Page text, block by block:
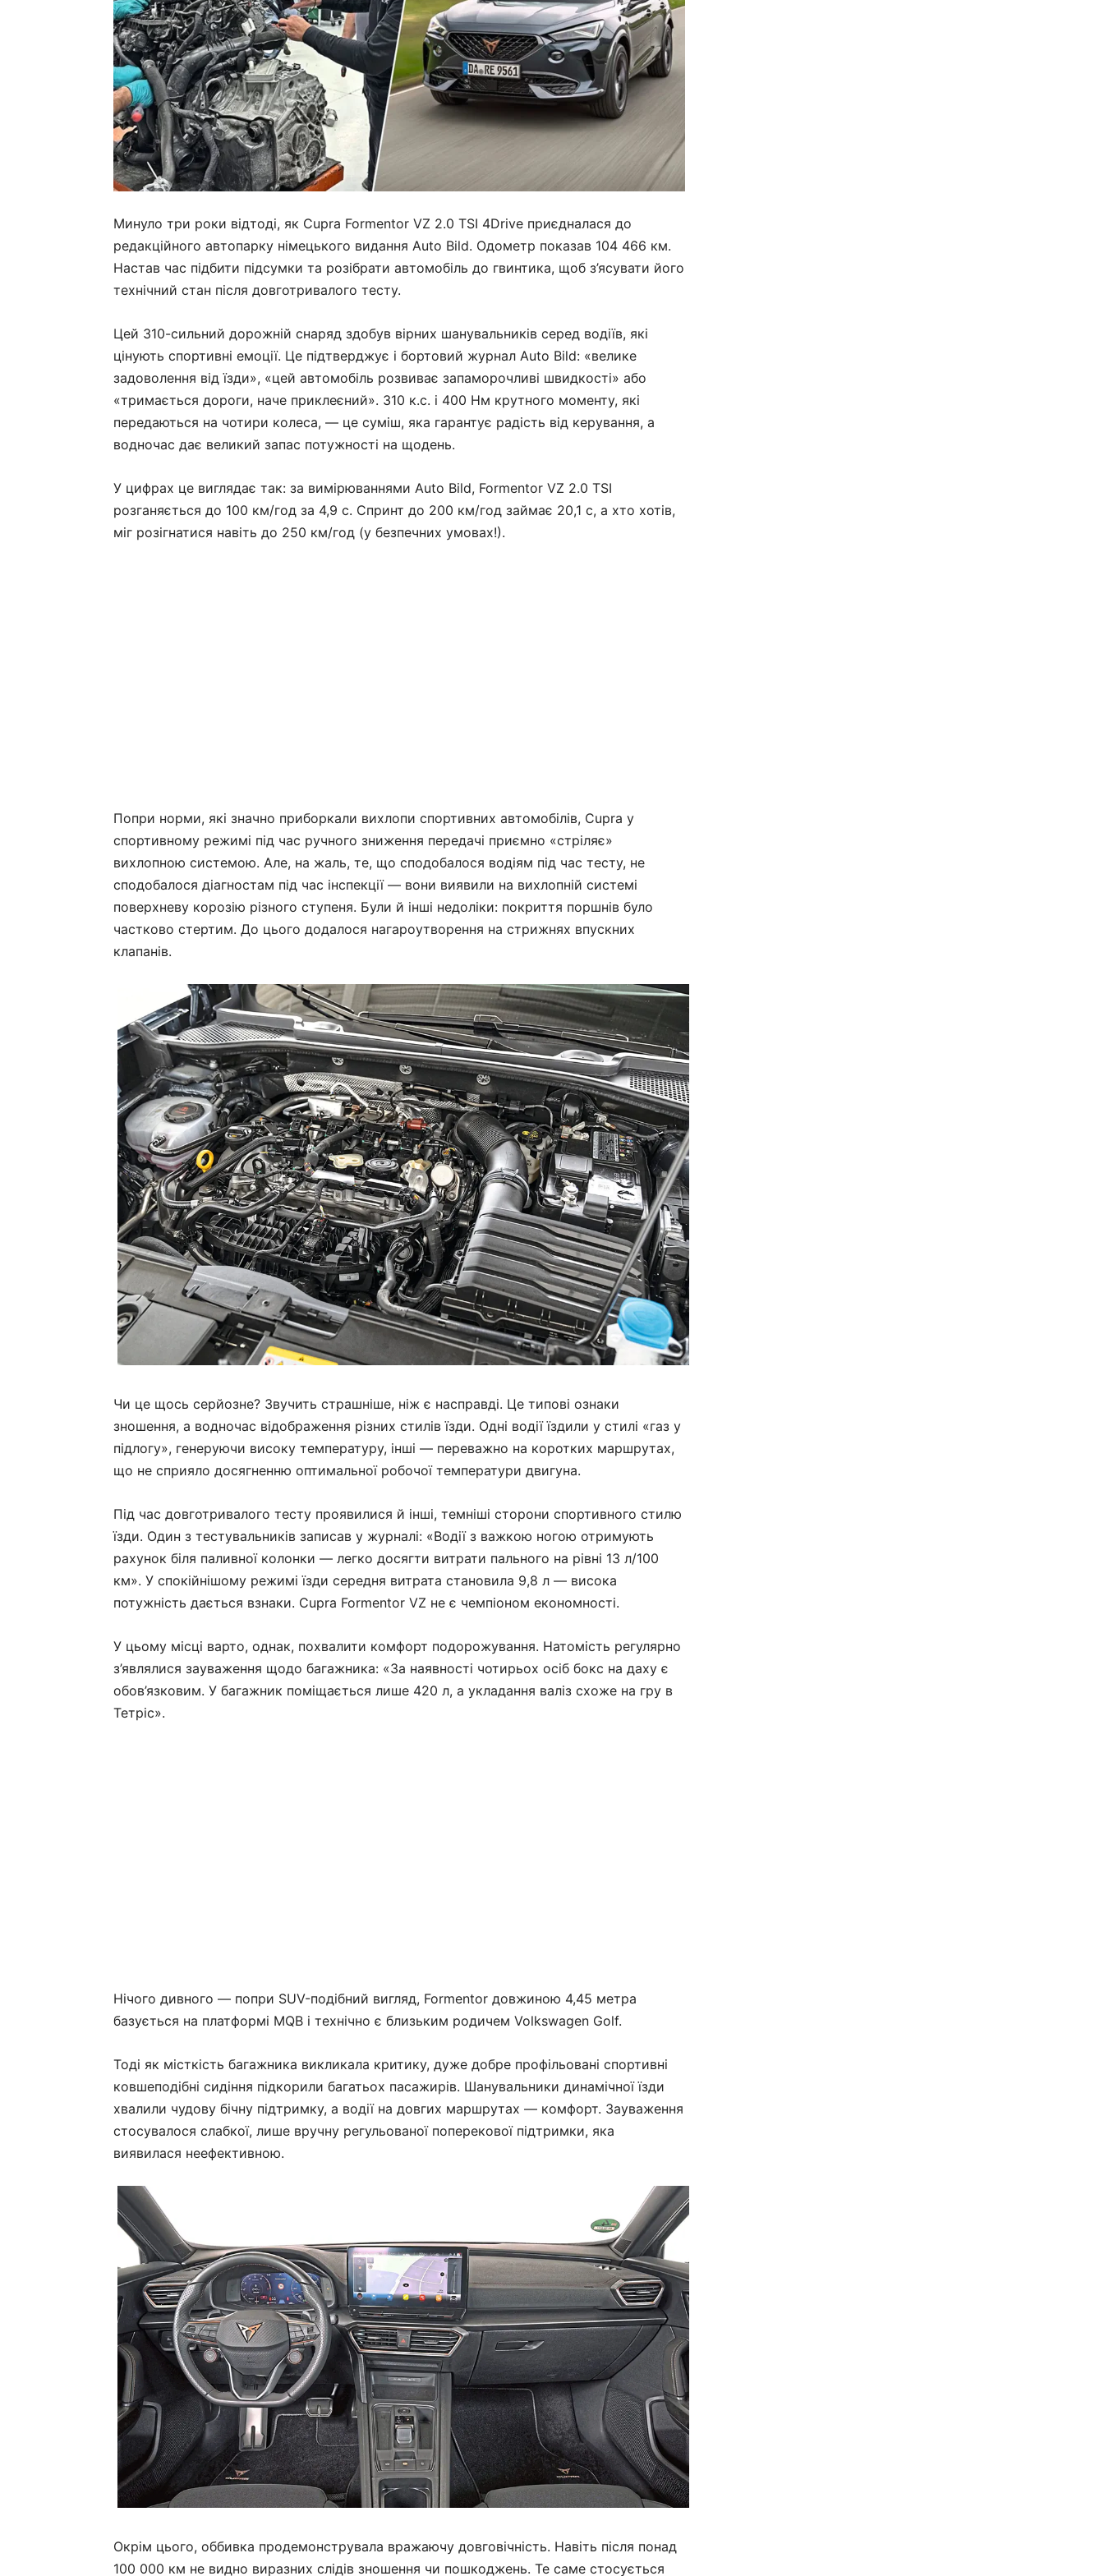
Минуло три роки відтоді, як Cupra Formentor VZ 2.0 TSI 4Drive приєдналася до
редакційного автопарку німецького видання Auto Bild. Одометр показав 104 466 км.
Настав час підбити підсумки та розібрати автомобіль до гвинтика, щоб з’ясувати його
технічний стан після довготривалого тесту.
Цей 310-сильний дорожній снаряд здобув вірних шанувальників серед водіїв, які
цінують спортивні емоції. Це підтверджує і бортовий журнал Auto Bild: «велике
задоволення від їзди», «цей автомобіль розвиває запаморочливі швидкості» або
«тримається дороги, наче приклеєний». 310 к.с. і 400 Нм крутного моменту, які
передаються на чотири колеса, — це суміш, яка гарантує радість від керування, а
водночас дає великий запас потужності на щодень.
У цифрах це виглядає так: за вимірюваннями Auto Bild, Formentor VZ 2.0 TSI
розганяється до 100 км/год за 4,9 с. Спринт до 200 км/год займає 20,1 с, а хто хотів,
міг розігнатися навіть до 250 км/год (у безпечних умовах!).
Попри норми, які значно приборкали вихлопи спортивних автомобілів, Cupra у
спортивному режимі під час ручного зниження передачі приємно «стріляє»
вихлопною системою. Але, на жаль, те, що сподобалося водіям під час тесту, не
сподобалося діагностам під час інспекції — вони виявили на вихлопній системі
поверхневу корозію різного ступеня. Були й інші недоліки: покриття поршнів було
частково стертим. До цього додалося нагароутворення на стрижнях впускних
клапанів.
Чи це щось серйозне? Звучить страшніше, ніж є насправді. Це типові ознаки
зношення, а водночас відображення різних стилів їзди. Одні водії їздили у стилі «газ у
підлогу», генеруючи високу температуру, інші — переважно на коротких маршрутах,
що не сприяло досягненню оптимальної робочої температури двигуна.
Під час довготривалого тесту проявилися й інші, темніші сторони спортивного стилю
їзди. Один з тестувальників записав у журналі: «Водії з важкою ногою отримують
рахунок біля паливної колонки — легко досягти витрати пального на рівні 13 л/100
км». У спокійнішому режимі їзди середня витрата становила 9,8 л — висока
потужність дається взнаки. Cupra Formentor VZ не є чемпіоном економності.
У цьому місці варто, однак, похвалити комфорт подорожування. Натомість регулярно
з’являлися зауваження щодо багажника: «За наявності чотирьох осіб бокс на даху є
обов’язковим. У багажник поміщається лише 420 л, а укладання валіз схоже на гру в
Тетріс».
Нічого дивного — попри SUV-подібний вигляд, Formentor довжиною 4,45 метра
базується на платформі MQB і технічно є близьким родичем Volkswagen Golf.
Тоді як місткість багажника викликала критику, дуже добре профільовані спортивні
ковшеподібні сидіння підкорили багатьох пасажирів. Шанувальники динамічної їзди
хвалили чудову бічну підтримку, а водії на довгих маршрутах — комфорт. Зауваження
стосувалося слабкої, лише вручну регульованої поперекової підтримки, яка
виявилася неефективною.
Окрім цього, оббивка продемонструвала вражаючу довговічність. Навіть після понад
100 000 км не видно виразних слідів зношення чи пошкоджень. Те саме стосується